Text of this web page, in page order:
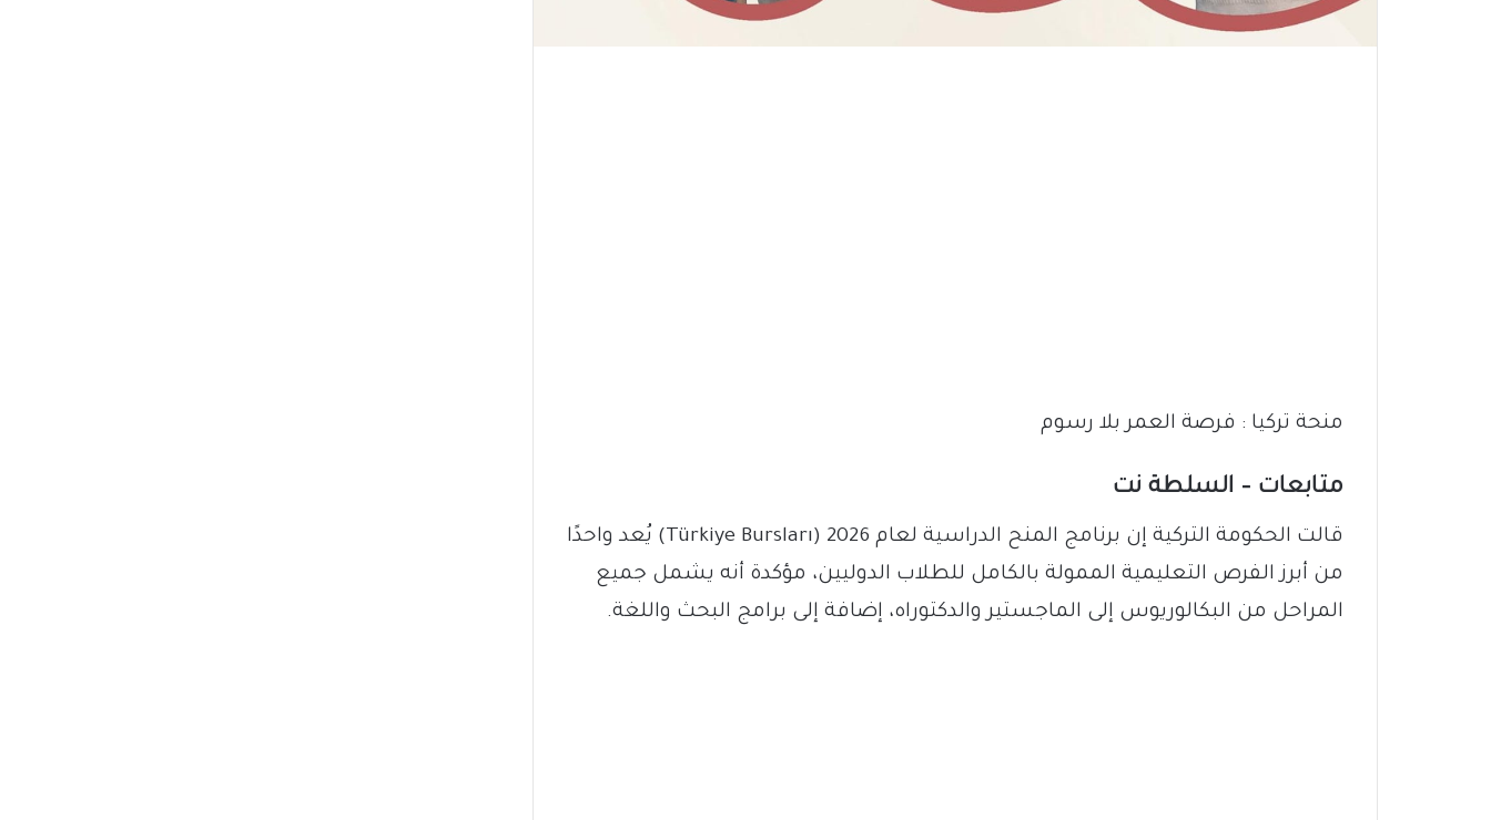
منحة تركيا : فرصة العمر بلا رسوم
متابعات – السلطة نت
قالت الحكومة التركية إن برنامج المنح الدراسية لعام 2026 (Türkiye Bursları) يُعد واحدًا
من أبرز الفرص التعليمية الممولة بالكامل للطلاب الدوليين، مؤكدة أنه يشمل جميع
المراحل من البكالوريوس إلى الماجستير والدكتوراه، إضافة إلى برامج البحث واللغة.